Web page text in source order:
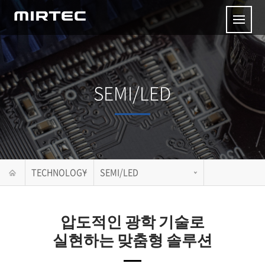
SEMI/LED
TECHNOLOGY SEMI/LED
압도적인 광학 기술로
실현하는 맞춤형 솔루션